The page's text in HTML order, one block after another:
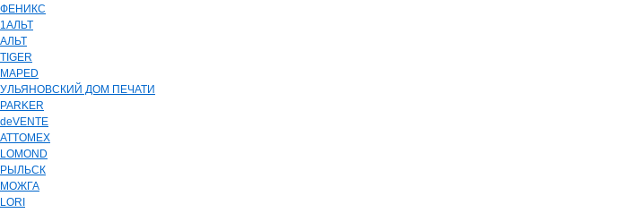
ФЕНИКС
1АЛЬТ
АЛЬТ
TIGER
MAPED
УЛЬЯНОВСКИЙ ДОМ ПЕЧАТИ
PARKER
deVENTE
ATTOMEX
LOMOND
РЫЛЬСК
МОЖГА
LORI